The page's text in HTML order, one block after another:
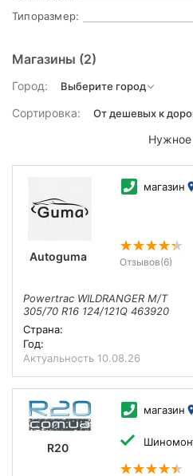
Типоразмер:
Магазины (2)
Город:
Сортировка:
Нужное
Autoguma
магазин
Отзывов(6)
Powertrac WILDRANGER M/T
305/70 R16 124/121Q 463920
Страна:
Год:
Актуальность 10.08.26
R20
магазин